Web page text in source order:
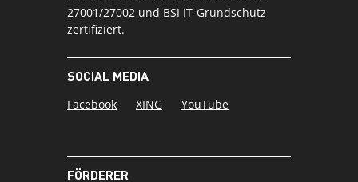
27001/27002 und BSI IT-Grundschutz
zertifiziert.
SOCIAL MEDIA
Facebook
XING YouTube
FÖRDERER